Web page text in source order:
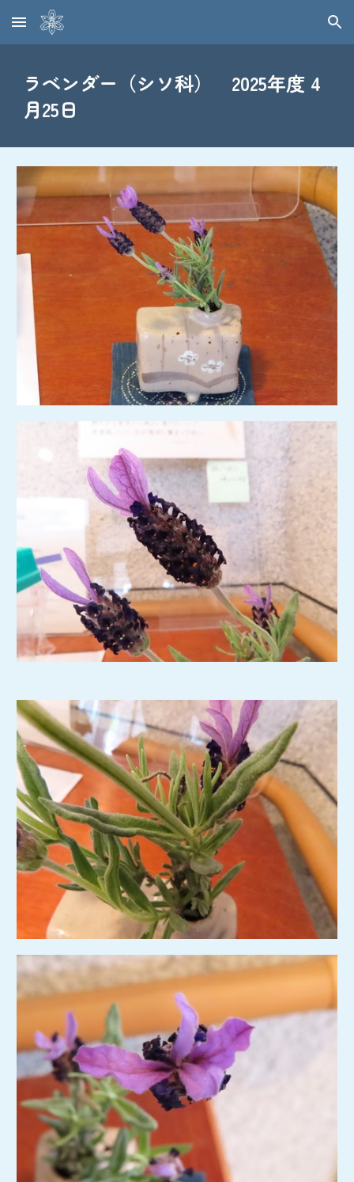
Skip to main content Skip to navigation
ラベンダー（シソ科） 2025年度 4
月25日